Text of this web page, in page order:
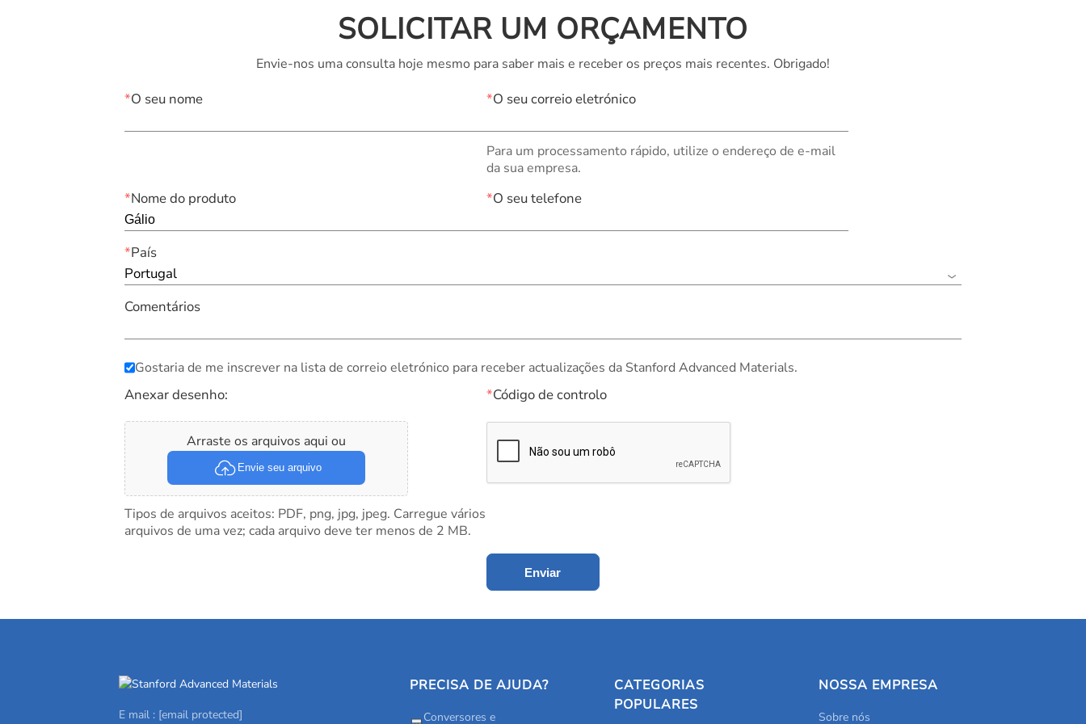
SOLICITAR UM ORÇAMENTO
Envie-nos uma consulta hoje mesmo para saber mais e receber os preços mais recentes. Obrigado!
*O seu nome *O seu correio eletrónico
Para um processamento rápido, utilize o endereço de e-mail
da sua empresa.
*Nome do produto *O seu telefone
*País
Portugal
Comentários
Gostaria de me inscrever na lista de correio eletrónico para receber actualizações da Stanford Advanced Materials.
Anexar desenho:
Arraste os arquivos aqui ou
Envie seu arquivo
*Código de controlo
Tipos de arquivos aceitos: PDF, png, jpg, jpeg. Carregue vários
arquivos de uma vez; cada arquivo deve ter menos de 2 MB.
Enviar
E mail : [email protected]
PRECISA DE AJUDA?
Conversores e
CATEGORIAS
POPULARES
NOSSA EMPRESA
Sobre nós